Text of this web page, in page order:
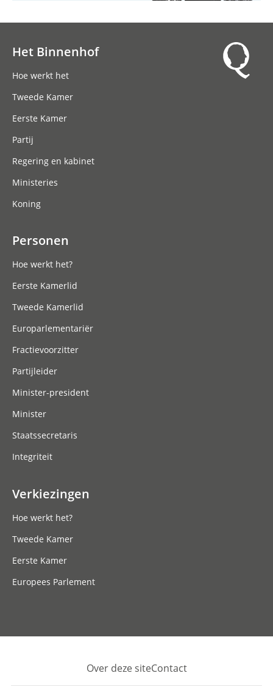
Het Binnenhof
Hoe werkt het
Tweede Kamer
Eerste Kamer
Partij
Regering en kabinet
Ministeries
Koning
Personen
Hoe werkt het?
Eerste Kamerlid
Tweede Kamerlid
Europarlementariër
Fractievoorzitter
Partijleider
Minister-president
Minister
Staatssecretaris
Integriteit
Verkiezingen
Hoe werkt het?
Tweede Kamer
Eerste Kamer
Europees Parlement
Footer
Over deze siteContact